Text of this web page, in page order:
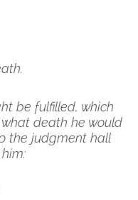
be fulfilled, which
death he would
the judgment hall